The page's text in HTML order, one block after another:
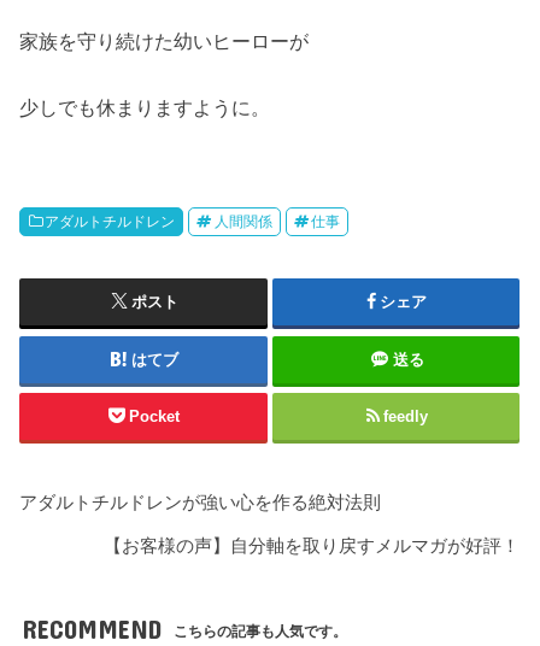
家族を守り続けた幼いヒーローが
少しでも休まりますように。
アダルトチルドレン 人間関係 仕事
ポスト シェア
はてブ 送る
Pocket feedly
アダルトチルドレンが強い心を作る絶対法則
【お客様の声】自分軸を取り戻すメルマガが好評！
RECOMMEND こちらの記事も人気です。